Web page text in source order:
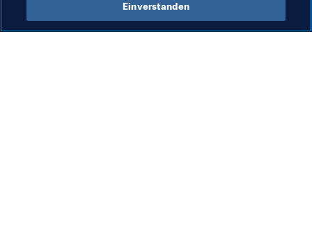
Einverstanden